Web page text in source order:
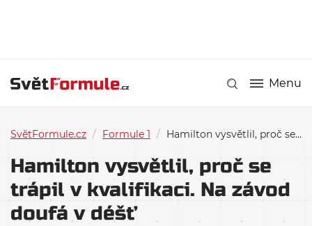
Menu
SvětFormule.cz / Formule 1 / Hamilton vysvětlil, proč se trápil v kvalifikaci. Na závod doufá v déšť
Hamilton vysvětlil, proč se
trápil v kvalifikaci. Na závod
doufá v déšť